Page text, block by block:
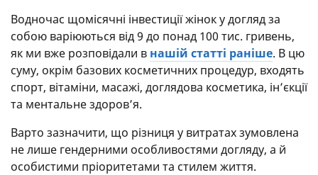
Водночас щомісячні інвестиції жінок у догляд за
собою варіюються від 9 до понад 100 тис. гривень,
як ми вже розповідали в нашій статті раніше. В цю
суму, окрім базових косметичних процедур, входять
спорт, вітаміни, масажі, доглядова косметика, ін’єкції
та ментальне здоров’я.
Варто зазначити, що різниця у витратах зумовлена
не лише гендерними особливостями догляду, а й
особистими пріоритетами та стилем життя.